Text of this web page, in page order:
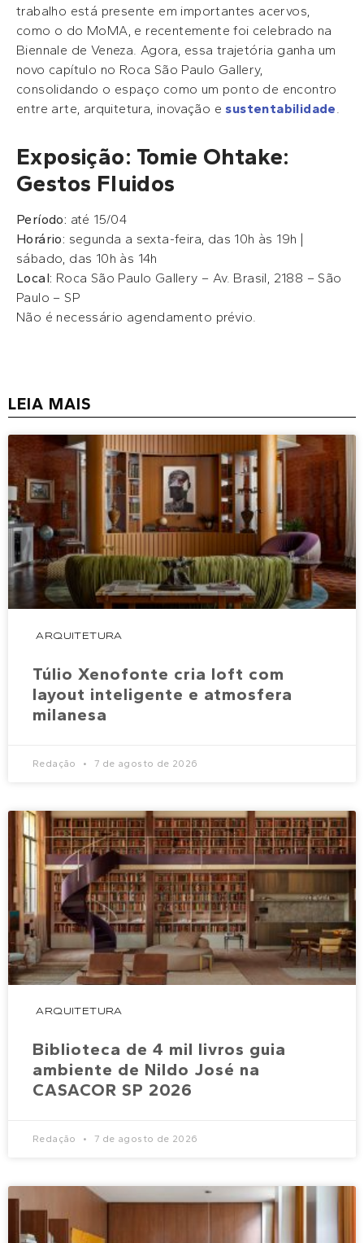
trabalho está presente em importantes acervos,
como o do MoMA, e recentemente foi celebrado na
Biennale de Veneza. Agora, essa trajetória ganha um
novo capítulo no Roca São Paulo Gallery,
consolidando o espaço como um ponto de encontro
entre arte, arquitetura, inovação e sustentabilidade.
Exposição: Tomie Ohtake:
Gestos Fluidos
Período: até 15/04
Horário: segunda a sexta-feira, das 10h às 19h |
sábado, das 10h às 14h
Local: Roca São Paulo Gallery – Av. Brasil, 2188 – São
Paulo – SP
Não é necessário agendamento prévio.
LEIA MAIS
ARQUITETURA
Túlio Xenofonte cria loft com
layout inteligente e atmosfera
milanesa
Redação 7 de agosto de 2026
ARQUITETURA
Biblioteca de 4 mil livros guia
ambiente de Nildo José na
CASACOR SP 2026
Redação 7 de agosto de 2026